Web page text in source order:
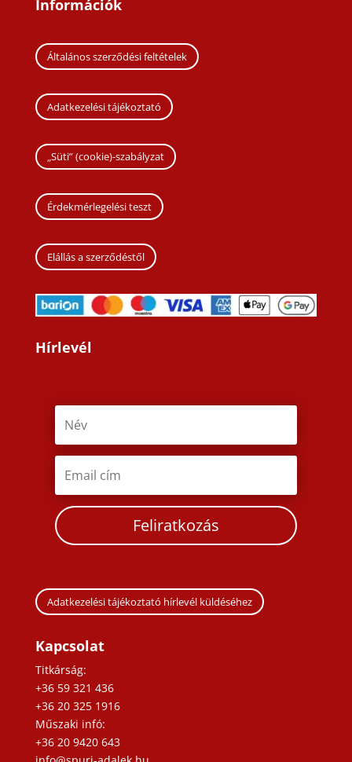
Információk
Általános szerződési feltételek
Adatkezelési tájékoztató
„Süti” (cookie)-szabályzat
Érdekmérlegelési teszt
Elállás a szerződéstől
Hírlevél
Feliratkozás
Adatkezelési tájékoztató hírlevél küldéséhez
Kapcsolat
Titkárság:
+36 59 321 436
+36 20 325 1916
Műszaki infó:
+36 20 9420 643